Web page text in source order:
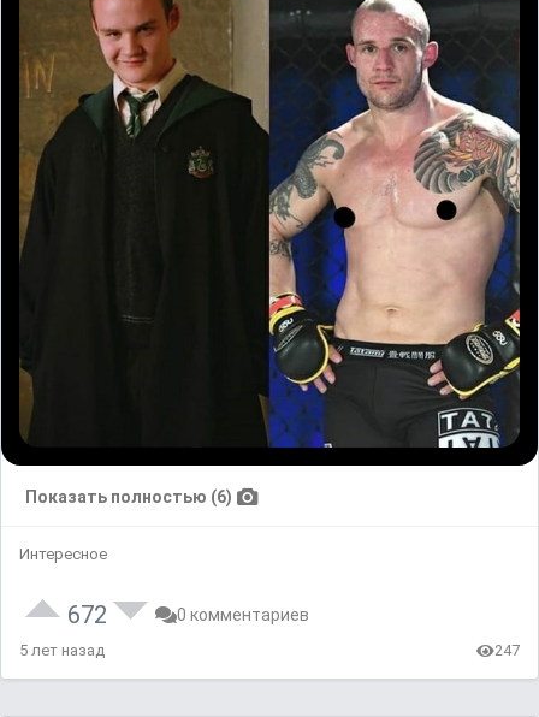
Показать полностью (6)
Интересное
672 0 комментариев
5 лет назад 247